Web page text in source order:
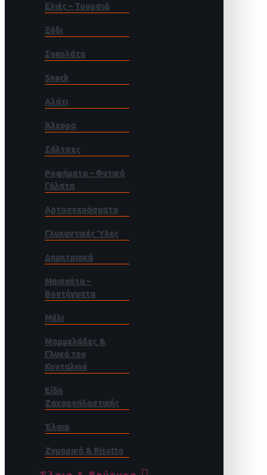
Ελιές – Τουρσιά
Ξύδι
Σοκολάτα
Snack
Αλάτι
Άλευρα
Σάλτσες
Ροφήματα – Φυτικά
Γάλατα
Αρτοσκευάσματα
Γλυκαντικές Ύλες
Δημητριακά
Μπισκότα –
Βουτήγματα
Μέλι
Μαρμελάδες &
Γλυκά του
Κουταλιού
Είδη
Ζαχαροπλαστικής
Έλαια
Ζυμαρικά & Risotto